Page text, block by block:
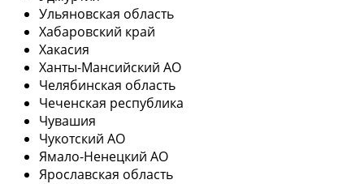
Ульяновская область
Хабаровский край
Хакасия
Ханты-Мансийский АО
Челябинская область
Чеченская республика
Чувашия
Чукотский АО
Ямало-Ненецкий АО
Ярославская область